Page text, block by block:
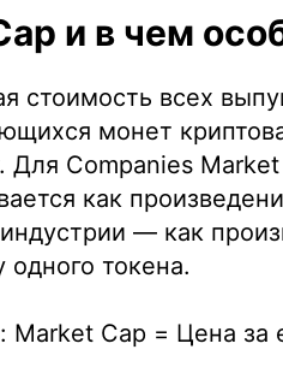
и в чем
стоимость всех
монет
Companies
как
— как
одного токена.
Market Cap = Цена